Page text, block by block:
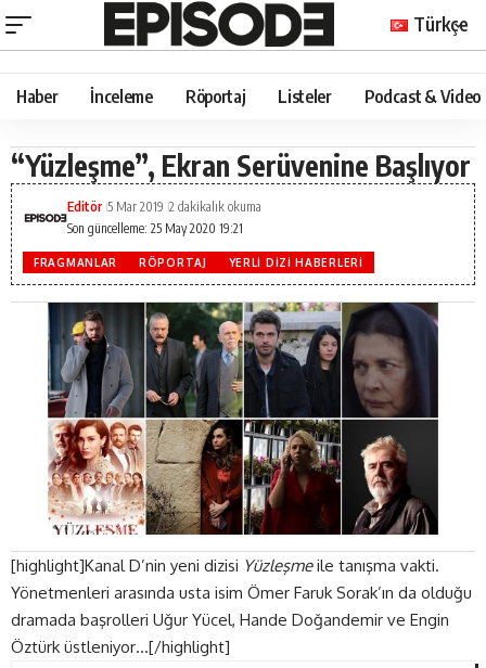
Türkçe
Haber İnceleme Röportaj Listeler Podcast & Video
“Yüzleşme”, Ekran Serüvenine Başlıyor
Son güncelleme: 25 May 2020 19:21
Editör 5 Mar 2019 2 dakikalık okuma
FRAGMANLAR RÖPORTAJ YERLI DIZI HABERLERI
[highlight]Kanal D’nin yeni dizisi Yüzleşmeile tanışma vakti.
Yönetmenleri arasında usta isim Ömer Faruk Sorak’ın da olduğu
dramada başrolleri Uğur Yücel, Hande Doğandemir ve Engin
Öztürk üstleniyor…[/highlight]